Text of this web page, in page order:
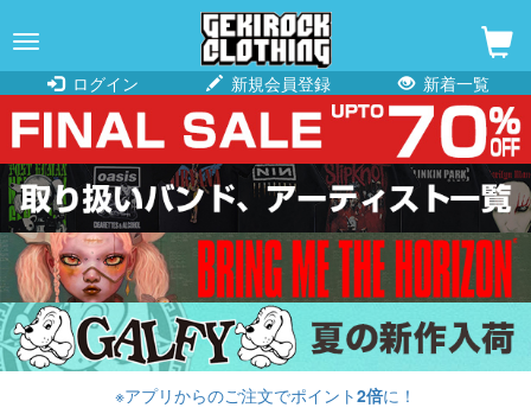
navigation
ログイン
新規会員登録 新着一覧
※アプリからのご注文でポイント2倍に！